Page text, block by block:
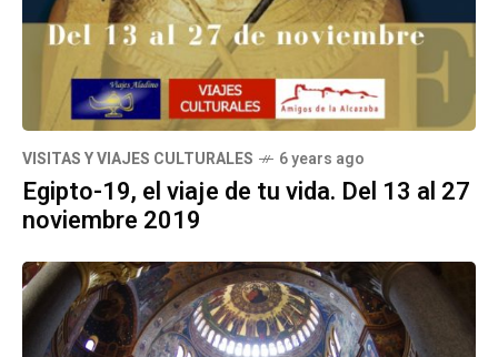
VISITAS Y VIAJES CULTURALES 6 years ago
Egipto-19, el viaje de tu vida. Del 13 al 27
noviembre 2019